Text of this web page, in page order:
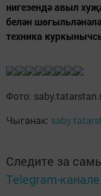
нигезендә авыл
белән
техника
Фото:
Чыганак:
Следите за
Telegram-канале